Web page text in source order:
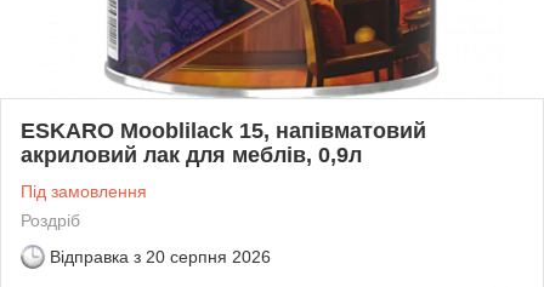
ESKARO Mooblilack 15, напівматовий
акриловий лак для меблів, 0,9л
Під замовлення
Роздріб
Відправка з 20 серпня 2026